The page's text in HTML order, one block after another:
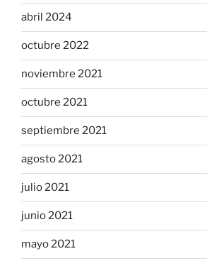
abril 2024
octubre 2022
noviembre 2021
octubre 2021
septiembre 2021
agosto 2021
julio 2021
junio 2021
mayo 2021